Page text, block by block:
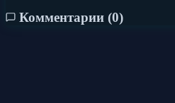
Комментарии (0)